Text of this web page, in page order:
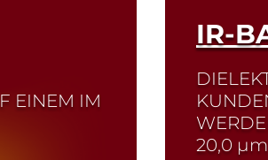
EINEM IM
IR-
20,0 µm